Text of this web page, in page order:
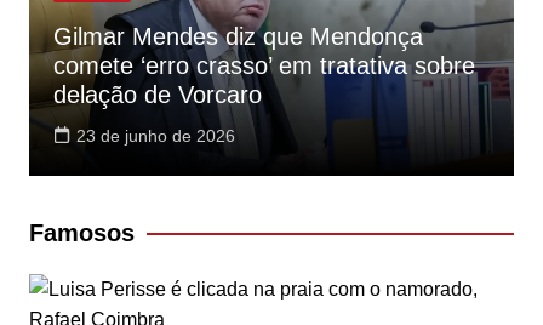
Gilmar Mendes diz que Mendonça
comete ‘erro crasso’ em tratativa sobre
delação de Vorcaro
23 de junho de 2026
Famosos